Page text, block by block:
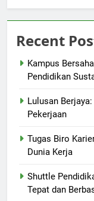
Recent
Kampus
Pendidikan
Lulusan
Pekerjaan
Tugas Biro
Dunia Kerja
Shuttle
Tepat dan